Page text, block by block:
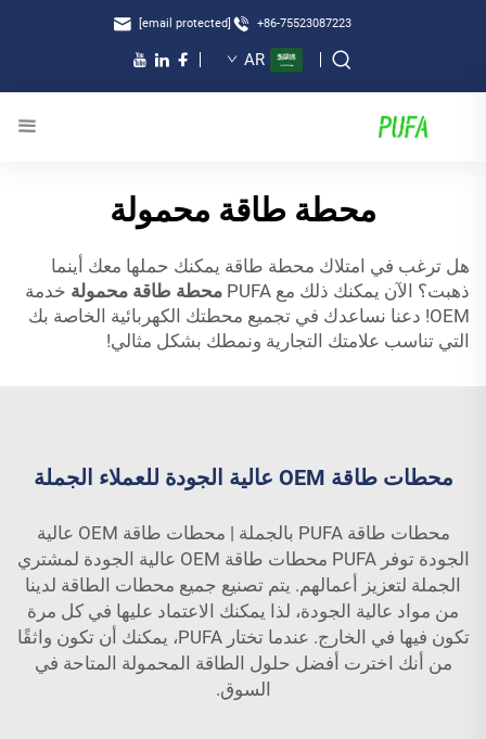
+86-75523087223
[email protected]
AR
محطة طاقة محمولة
هل ترغب في امتلاك محطة طاقة يمكنك حملها معك أينما
ذهبت؟ الآن يمكنك ذلك مع PUFA
محطة طاقة محمولة خدمة
OEM! دعنا نساعدك في تجميع محطتك الكهربائية الخاصة بك
التي تناسب علامتك التجارية ونمطك بشكل مثالي!
محطات طاقة OEM عالية الجودة للعملاء الجملة
محطات طاقة PUFA بالجملة | محطات طاقة OEM عالية
الجودة توفر PUFA محطات طاقة OEM عالية الجودة لمشتري
الجملة لتعزيز أعمالهم. يتم تصنيع جميع محطات الطاقة لدينا
من مواد عالية الجودة، لذا يمكنك الاعتماد عليها في كل مرة
تكون فيها في الخارج. عندما تختار PUFA، يمكنك أن تكون واثقًا
من أنك اخترت أفضل حلول الطاقة المحمولة المتاحة في
السوق.